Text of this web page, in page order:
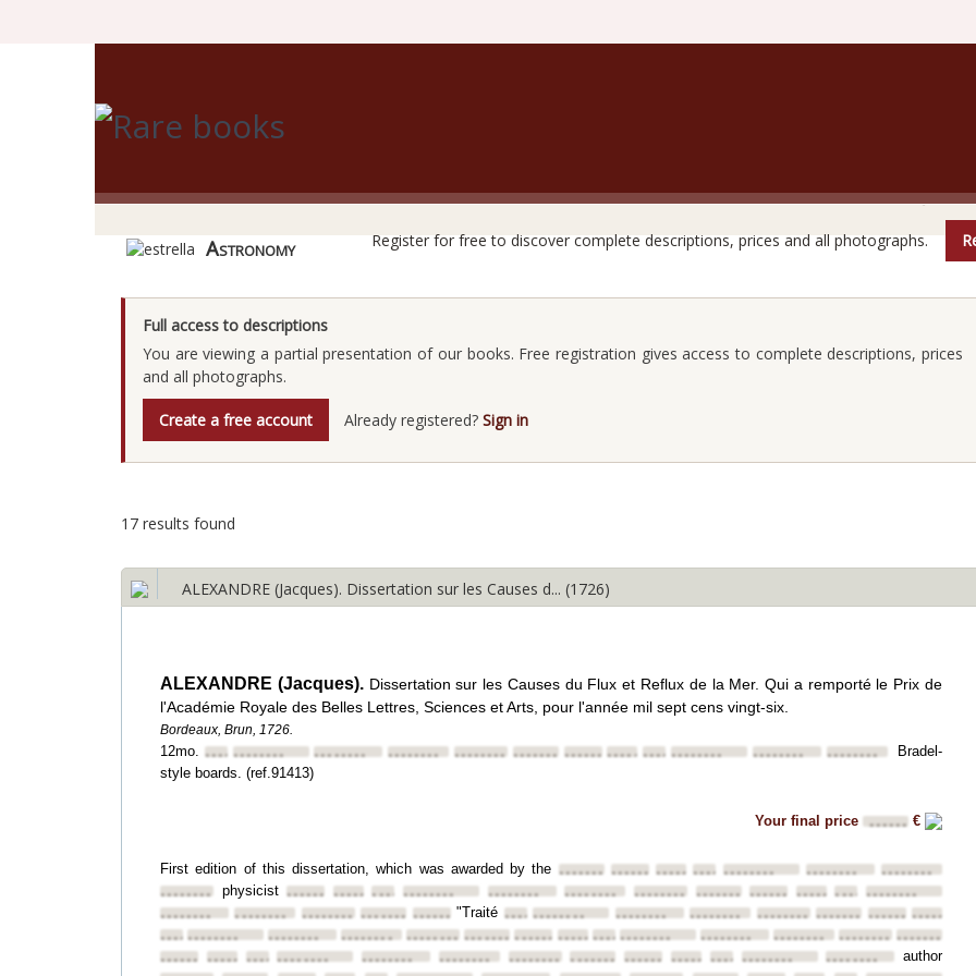
Rare books do not reveal all their secrets at first
Register for free to discover complete descriptions, prices and all photographs.
Astronomy
Full access to descriptions
You are viewing a partial presentation of our books. Free registration gives access to complete descriptions, prices
and all photographs.
Create a free account Already registered? Sign in
17 results found
ALEXANDRE (Jacques). Dissertation sur les Causes d... (1726)
ALEXANDRE (Jacques). Dissertation sur les Causes du Flux et Reflux de la Mer. Qui a remporté le Prix de
l'Académie Royale des Belles Lettres, Sciences et Arts, pour l'année mil sept cens vingt-six.
Bordeaux, Brun, 1726.
12mo. •••••••••••••••• •••••••• •••••••• •••••••• •••••••••••••••••••••••••••••••••••••••• •••••••• ••••••••
Bradel-
style boards. (ref.91413)
Your final price •••••• €
First edition of this dissertation, which was awarded by the •••••••• •••••••••••••••••••••••••••••••• ••••••••
••••••••
•••••••• physicist•••••••••••••••••••••••••••••••• •••••••• •••••••• •••••••• •••••••• ••••••••••••••••••••••••••••••••
••••••••
•••••••• •••••••• ••••••••••••••••"Traité •••••••••••••••• •••••••• •••••••• •••••••• ••••••••••••••••••••••••
•••••••••••••••• •••••••• •••••••• •••••••• •••••••••••••••••••••••••••••••••••••••• •••••••• •••••••• •••••••• ••••••••
•••••••••••••••••••••••••••••••• •••••••• •••••••• •••••••• •••••••• •••••••••••••••••••••••••••••••• ••••••••
author